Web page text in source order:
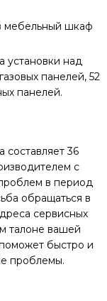
мебельный шкаф
установки над
панелей, 52
панелей.
составляет 36
с
в период
обращаться в
сервисных
талоне вашей
быстро и
проблемы.